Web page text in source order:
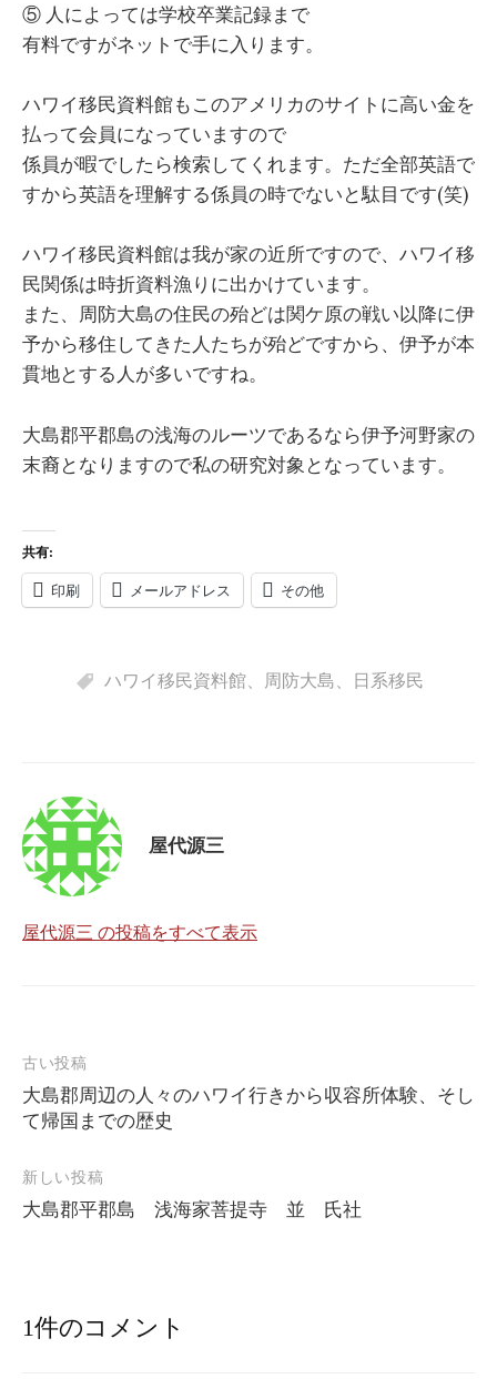
⑤ 人によっては学校卒業記録まで
有料ですがネットで手に入ります。
ハワイ移民資料館もこのアメリカのサイトに高い金を
払って会員になっていますので
係員が暇でしたら検索してくれます。ただ全部英語で
すから英語を理解する係員の時でないと駄目です(笑)
ハワイ移民資料館は我が家の近所ですので、ハワイ移
民関係は時折資料漁りに出かけています。
また、周防大島の住民の殆どは関ケ原の戦い以降に伊
予から移住してきた人たちが殆どですから、伊予が本
貫地とする人が多いですね。
大島郡平郡島の浅海のルーツであるなら伊予河野家の
末裔となりますので私の研究対象となっています。
共有:
印刷 メールアドレス その他
ハワイ移民資料館 周防大島 日系移民
屋代源三
屋代源三 の投稿をすべて表示
投
稿
ビ
ゲ
ョ
古い投稿
大島郡周辺の人々のハワイ行きから収容所体験、そし
て帰国までの歴史
新しい投稿
大島郡平郡島 浅海家菩提寺 並 氏社
1件のコメント